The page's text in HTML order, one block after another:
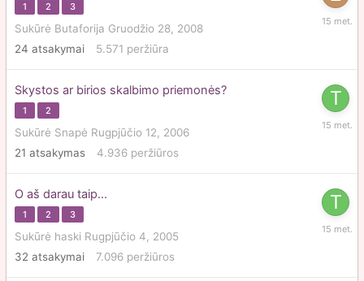
1 2 3
Sukūrė Butaforija Gruodžio 28, 2008
24 atsakymai 5.571 peržiūra
Vasario
Skystos ar birios skalbimo priemonės?
1 2
Sukūrė Snapė Rugpjūčio 12, 2006
21 atsakymas 4.936 peržiūros
Vasario
O aš darau taip...
1 2 3
Sukūrė haski Rugpjūčio 4, 2005
32 atsakymai 7.096 peržiūros
Vasario